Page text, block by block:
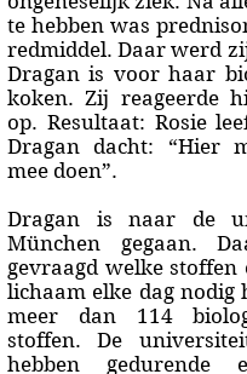
te hebben was
redmiddel. Daar werd
Dragan is voor haar
koken. Zij reageerde
op. Resultaat: Rosie
Dragan dacht: “Hier
mee doen”.
Dragan is naar de
München gegaan.
gevraagd welke stoffen
lichaam elke dag nodig
meer dan 114
stoffen. De
hebben gedurende